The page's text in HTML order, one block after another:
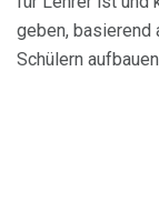
geben, basierend
Schülern